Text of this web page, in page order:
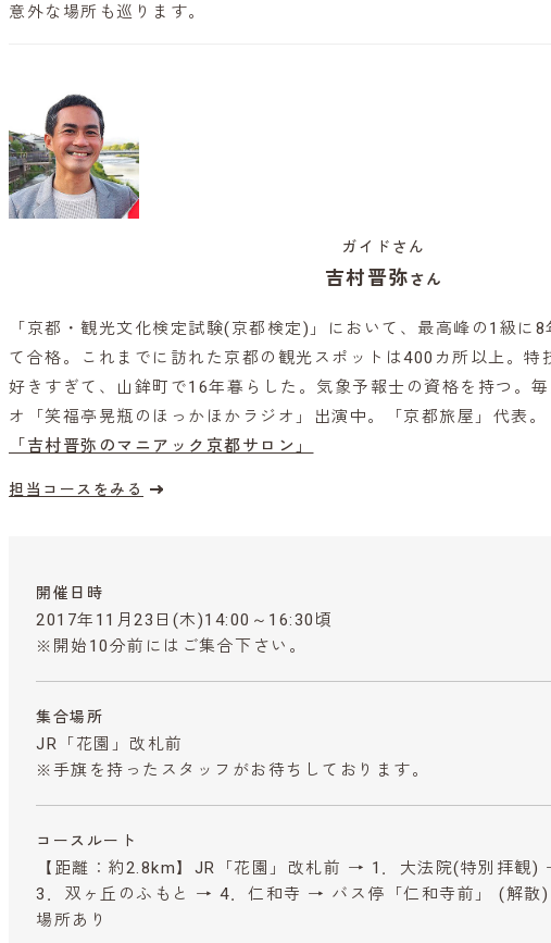
意外な場所も巡ります。
ガイドさん
吉村晋弥さん
「京都・観光文化検定試験(京都検定)」において、最高峰の1級に
て合格。これまでに訪れた京都の観光スポットは400カ所以上。特
好きすぎて、山鉾町で16年暮らした。気象予報士の資格を持つ。
オ「笑福亭晃瓶のほっかほかラジオ」出演中。「京都旅屋」代表。
「吉村晋弥のマニアック京都サロン」
担当コースをみる
開催日時
2017年11月23日(木)14:00～16:30頃
※開始10分前にはご集合下さい。
集合場所
JR「花園」改札前
※手旗を持ったスタッフがお待ちしております。
コースルート
【距離：約2.8km】JR「花園」改札前 → 1．大法院(特別拝
3．双ヶ丘のふもと → 4．仁和寺 → バス停「仁和寺前」 (解散
場所あり